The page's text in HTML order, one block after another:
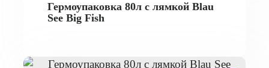
Гермоупаковка 80л с лямкой Blau
See Big Fish